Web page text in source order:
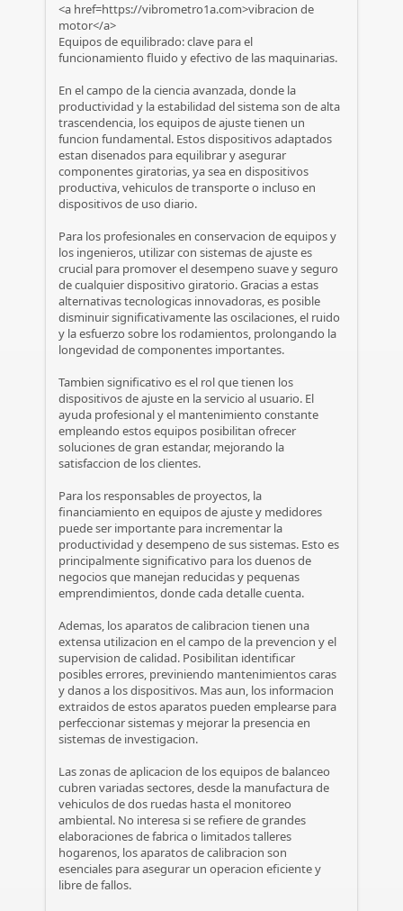
<a href=https://vibrometro1a.com>vibracion de
motor</a>
Equipos de equilibrado: clave para el
funcionamiento fluido y efectivo de las maquinarias.
En el campo de la ciencia avanzada, donde la
productividad y la estabilidad del sistema son de alta
trascendencia, los equipos de ajuste tienen un
funcion fundamental. Estos dispositivos adaptados
estan disenados para equilibrar y asegurar
componentes giratorias, ya sea en dispositivos
productiva, vehiculos de transporte o incluso en
dispositivos de uso diario.
Para los profesionales en conservacion de equipos y
los ingenieros, utilizar con sistemas de ajuste es
crucial para promover el desempeno suave y seguro
de cualquier dispositivo giratorio. Gracias a estas
alternativas tecnologicas innovadoras, es posible
disminuir significativamente las oscilaciones, el ruido
y la esfuerzo sobre los rodamientos, prolongando la
longevidad de componentes importantes.
Tambien significativo es el rol que tienen los
dispositivos de ajuste en la servicio al usuario. El
ayuda profesional y el mantenimiento constante
empleando estos equipos posibilitan ofrecer
soluciones de gran estandar, mejorando la
satisfaccion de los clientes.
Para los responsables de proyectos, la
financiamiento en equipos de ajuste y medidores
puede ser importante para incrementar la
productividad y desempeno de sus sistemas. Esto es
principalmente significativo para los duenos de
negocios que manejan reducidas y pequenas
emprendimientos, donde cada detalle cuenta.
Ademas, los aparatos de calibracion tienen una
extensa utilizacion en el campo de la prevencion y el
supervision de calidad. Posibilitan identificar
posibles errores, previniendo mantenimientos caras
y danos a los dispositivos. Mas aun, los informacion
extraidos de estos aparatos pueden emplearse para
perfeccionar sistemas y mejorar la presencia en
sistemas de investigacion.
Las zonas de aplicacion de los equipos de balanceo
cubren variadas sectores, desde la manufactura de
vehiculos de dos ruedas hasta el monitoreo
ambiental. No interesa si se refiere de grandes
elaboraciones de fabrica o limitados talleres
hogarenos, los aparatos de calibracion son
esenciales para asegurar un operacion eficiente y
libre de fallos.